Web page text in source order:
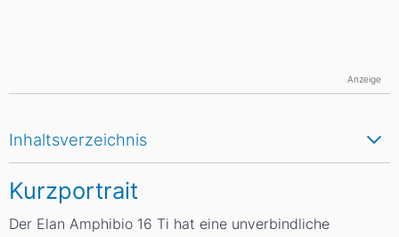
Inhaltsverzeichnis
Kurzportrait
Der Elan Amphibio 16 Ti hat eine unverbindliche
Anzeige